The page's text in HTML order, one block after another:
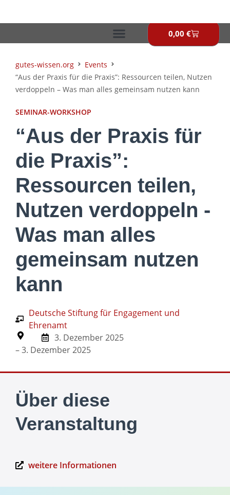
0,00 €
gutes-wissen.org
Events
“Aus der Praxis für die Praxis”: Ressourcen teilen, Nutzen
verdoppeln – Was man alles gemeinsam nutzen kann
SEMINAR-WORKSHOP
“Aus der Praxis für
die Praxis”:
Ressourcen teilen,
Nutzen verdoppeln -
Was man alles
gemeinsam nutzen
kann
Deutsche Stiftung für Engagement und
Ehrenamt
3. Dezember 2025
– 3. Dezember 2025
Über diese
Veranstaltung
weitere Informationen